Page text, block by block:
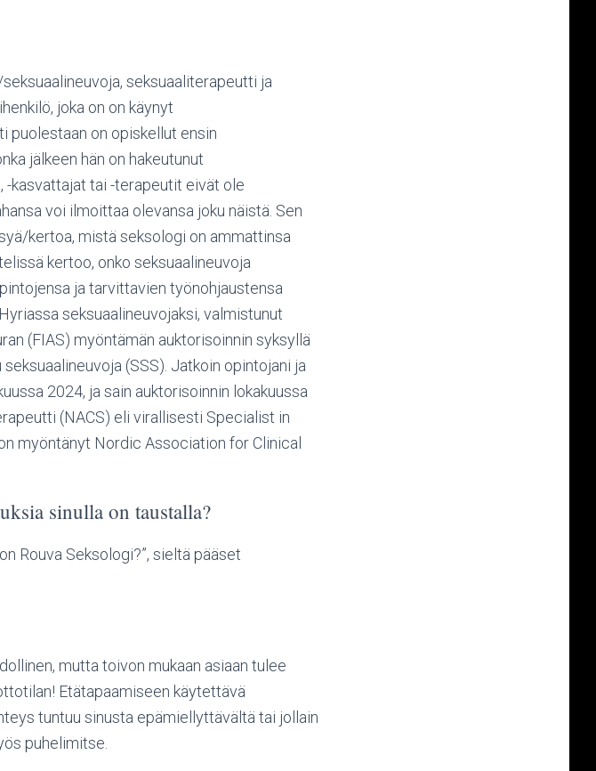
seksuaaliterapeutti ja
joka on on käynyt
puolestaan on opiskellut ensin
jälkeen hän on hakeutunut
-kasvattajat tai -terapeutit eivät ole
voi ilmoittaa olevansa joku näistä. Sen
kertoa, mistä seksologi on ammattinsa
kertoo, onko seksuaalineuvoja
ja tarvittavien työnohjaustensa
seksuaalineuvojaksi, valmistunut
(FIAS) myöntämän auktorisoinnin syksyllä
(SSS). Jatkoin opintojani ja
2024, ja sain auktorisoinnin lokakuussa
(NACS) eli virallisesti Specialist in
myöntänyt Nordic Association for Clinical
sinulla on taustalla?
Rouva Seksologi?”, sieltä pääset
mutta toivon mukaan asiaan tulee
Etätapaamiseen käytettävä
tuntuu sinusta epämiellyttävältä tai jollain
puhelimitse.